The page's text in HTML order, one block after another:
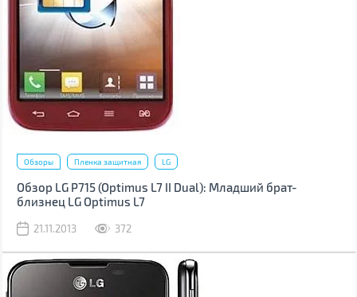
Обзоры Пленка защитная LG
Обзор LG P715 (Optimus L7 II Dual): Младший брат-
близнец LG Optimus L7
21.11.2013 372